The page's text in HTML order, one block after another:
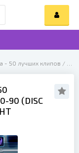
/ All stars 80-90 (Disc 1) (2002)
90 (DISC